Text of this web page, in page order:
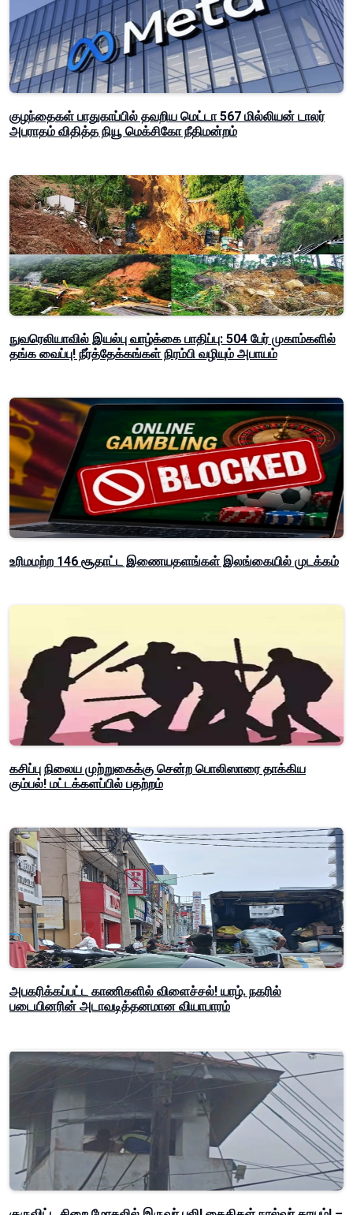
குழந்தைகள் பாதுகாப்பில் தவறிய மெட்டா 567 மில்லியன் டாலர்
அபராதம் விதித்த நியூ மெக்சிகோ நீதிமன்றம்
நுவரெலியாவில் இயல்பு வாழ்க்கை பாதிப்பு: 504 பேர் முகாம்களில்
தங்க வைப்பு! நீர்த்தேக்கங்கள் நிரம்பி வழியும் அபாயம்
உரிமமற்ற 146 சூதாட்ட இணையதளங்கள் இலங்கையில் முடக்கம்
கசிப்பு நிலைய முற்றுகைக்கு சென்ற பொலிஸாரை தாக்கிய
கும்பல்! மட்டக்களப்பில் பதற்றம்
அபகரிக்கப்பட்ட காணிகளில் விளைச்சல்! யாழ். நகரில்
படையினரின் அடாவடித்தனமான வியாபாரம்